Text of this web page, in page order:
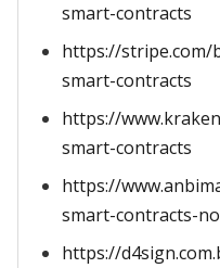
smart-contracts
https://
smart-contracts
https://
smart-contracts
https://
smart-contracts-
https://